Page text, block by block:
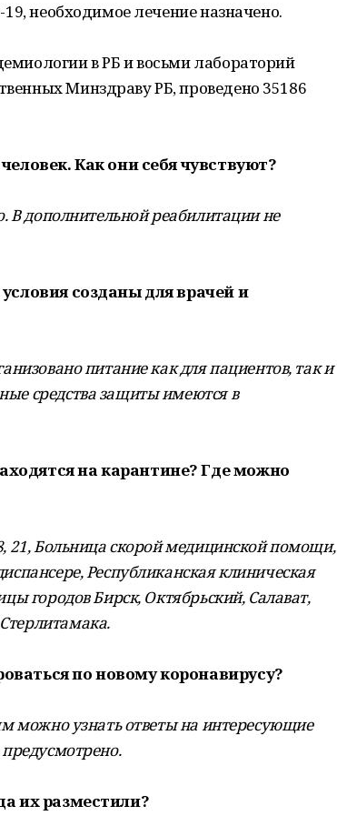
необходимое лечение назначено.
в РБ и восьми лабораторий
Минздраву РБ, проведено 35186
Как они себя чувствуют?
В дополнительной реабилитации не
созданы для врачей и
питание как для пациентов, так и
средства защиты имеются в
на карантине? Где можно
21, Больница скорой медицинской помощи,
Республиканская клиническая
городов Бирск, Октябрьский, Салават,
по новому коронавирусу?
можно узнать ответы на интересующие
их разместили?